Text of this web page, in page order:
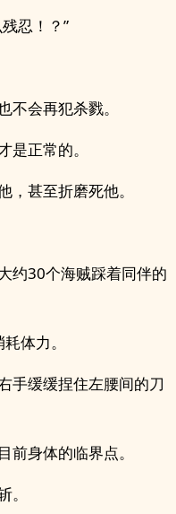
忍！？”
不会再犯杀戮。
是正常的。
，甚至折磨死他。
约30个海贼踩着同伴的
体力。
手缓缓捏住左腰间的刀
前身体的临界点。